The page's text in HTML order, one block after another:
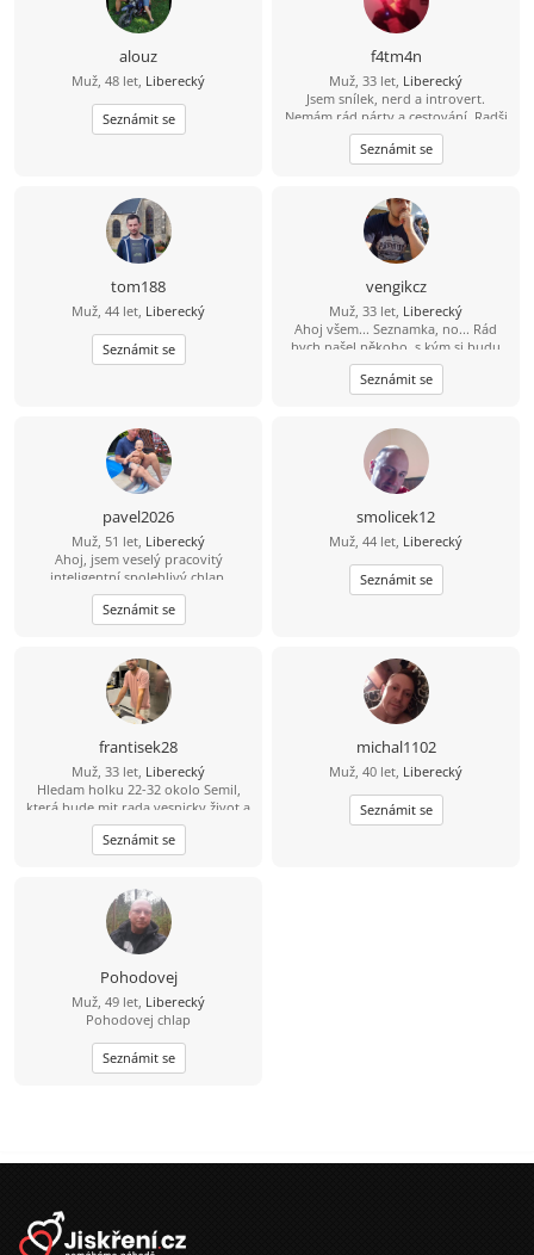
alouz
Muž, 48 let, Liberecký
Seznámit se
f4tm4n
Muž, 33 let, Liberecký
Jsem snílek, nerd a introvert.
Nemám rád párty a cestování. Radši
si čtu nebo se projdu a rád
modelařím. Jsem romantik a doufám
že mi osud nějak přihraje do cesty
klid a pomalý život. Hledám něco do
čeho rád naliju zbylé roky života, ne
jednodenní romanci. Když mi řekneš
že dáváš na čaj a pak si pustíme dvě
věže máš vyhráno :D
Seznámit se
tom188
Muž, 44 let, Liberecký
Seznámit se
vengikcz
Muž, 33 let, Liberecký
Ahoj všem... Seznamka, no... Rád
bych našel někoho, s kým si budu
rozumět a hlavně bych byl rád,
kdyby v tom byla i důvěra, tu mám
teĎ podkopanou asi nejvíce... :)
Seznámit se
pavel2026
Muž, 51 let, Liberecký
Ahoj, jsem veselý pracovitý
inteligentní spolehlivý chlap.
Seznámit se
smolicek12
Muž, 44 let, Liberecký
Seznámit se
frantisek28
Muž, 33 let, Liberecký
Hledam holku 22-32 okolo Semil,
která bude mit rada vesnicky život a
zaroven mezinarodni (jazyky, atd)
upřijmná, loajalni a bezdětna ktery
bude chtit časem založit rodinu.
moře a pomerne vsechno co život
nabizí.
Seznámit se
michal1102
Muž, 40 let, Liberecký
Seznámit se
Pohodovej
Muž, 49 let, Liberecký
Pohodovej chlap
Seznámit se